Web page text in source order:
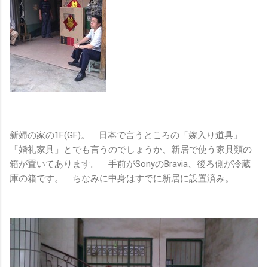
新婦の家の1F(GF)。 日本で言うところの「嫁入り道具」
「婚礼家具」とでも言うのでしょうか、新居で使う家具類の
箱が置いてあります。 手前がSonyのBravia、後ろ側が冷蔵
庫の箱です。 ちなみに中身はすでに新居に設置済み。